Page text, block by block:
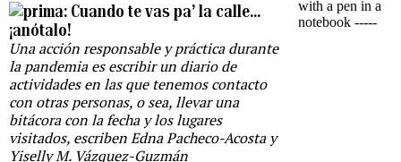
Cuando te vas pa’ la calle…
¡anótalo!
Una acción responsable y práctica durante
la pandemia es escribir un diario de
actividades en las que tenemos contacto
con otras personas, o sea, llevar una
bitácora con la fecha y los lugares
visitados, escriben Edna Pacheco-Acosta y
Yiselly M. Vázquez-Guzmán